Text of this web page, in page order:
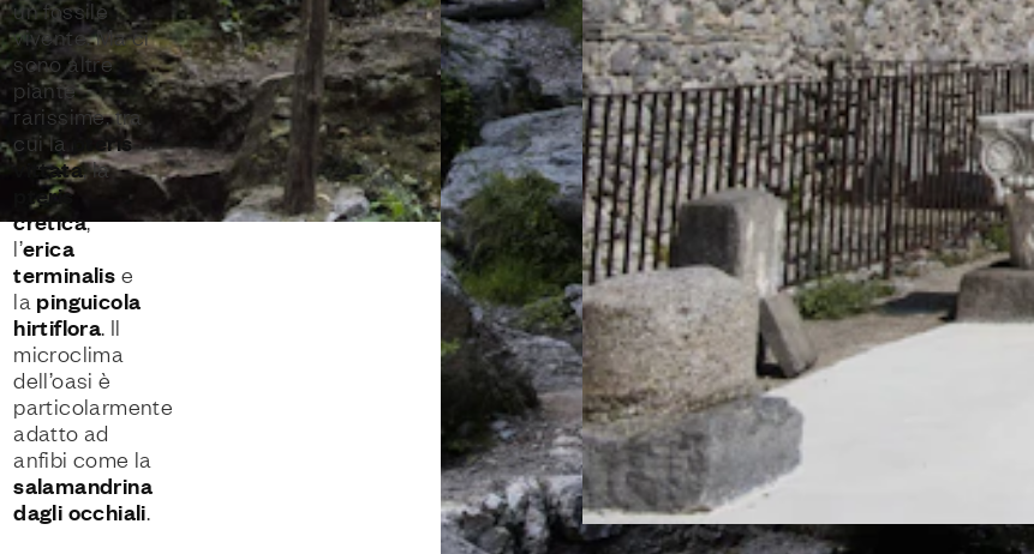
un fossile
vivente. Ma ci
sono altre
piante
rarissime, tra
cui la pteris
vittata, la
pteris
cretica,
l’erica
terminalis e
la pinguicola
hirtiflora . Il
microclima
dell’oasi è
particolarmente
adatto ad
anfibi come la
salamandrina
dagli occhiali